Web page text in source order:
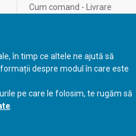
în timp ce altele ne ajută să
despre modul în care este
pe care le folosim, te rugăm să
Cum comand - Livrare
ANPC
ANPC - SAL
Cum comand - Livrare